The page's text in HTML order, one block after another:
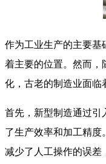
作为工业生产的主要基
着主要的位置。然而，
化，古老的制造业面临
首先，新型制造通过引
了生产效率和加工精度
减少了人工操作的误差